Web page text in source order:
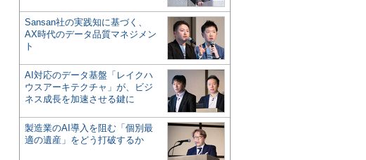
Sansan社の実践知に基づく、
AX時代のデータ品質マネジメン
ト
AI対応のデータ基盤「レイクハ
ウスアーキテクチャ」が、ビジ
ネス成長を加速させる鍵に
製造業のAI導入を阻む「個別最
適の遺産」をどう打破するか